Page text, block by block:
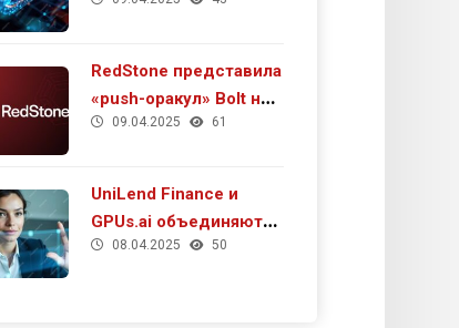
RedStone представила
«push-оракул» Bolt на
тестнете MegaETH
09.04.2025 61
UniLend Finance и
GPUs.ai объединяют
усилия для развития
08.04.2025 50